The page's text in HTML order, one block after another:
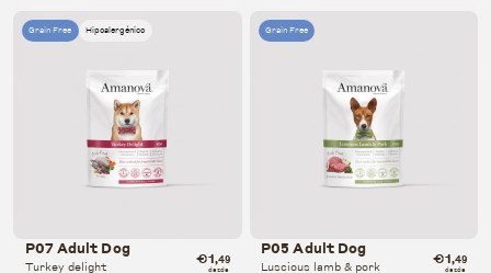
Hipoalergénico
Grain Free
P07 Adult Dog
Turkey delight desde
€1,49
Grain Free
P05 Adult Dog
Luscious lamb & pork desde
€1,49